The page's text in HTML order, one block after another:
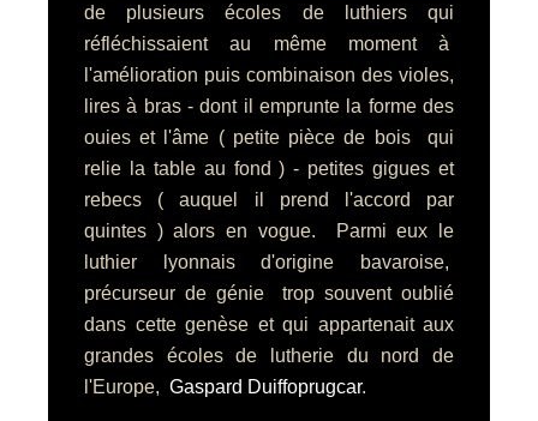
de plusieurs écoles de luthiers qui
réfléchissaient au même moment à
l'amélioration puis combinaison des violes,
lires à bras - dont il emprunte la forme des
ouies et l'âme ( petite pièce de bois qui
relie la table au fond ) - petites gigues et
rebecs ( auquel il prend l'accord par
quintes ) alors en vogue. Parmi eux le
luthier lyonnais d'origine bavaroise,
précurseur de génie trop souvent oublié
dans cette genèse et qui appartenait aux
grandes écoles de lutherie du nord de
l'Europe, Gaspard Duiffoprugcar.